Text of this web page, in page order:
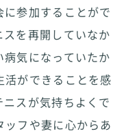
参加することがで
を再開していなか
気になっていたか
ができることを感
スが気持ちよくで
フや妻に心からあ